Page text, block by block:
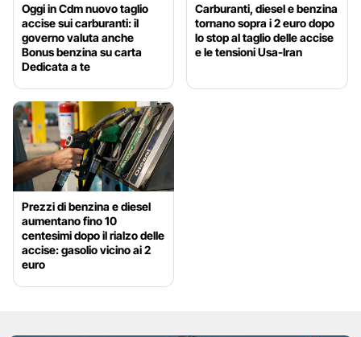
Oggi in Cdm nuovo taglio
accise sui carburanti: il
governo valuta anche
Bonus benzina su carta
Dedicata a te
Carburanti, diesel e benzina
tornano sopra i 2 euro dopo
lo stop al taglio delle accise
e le tensioni Usa-Iran
Prezzi di benzina e diesel
aumentano fino 10
centesimi dopo il rialzo delle
accise: gasolio vicino ai 2
euro